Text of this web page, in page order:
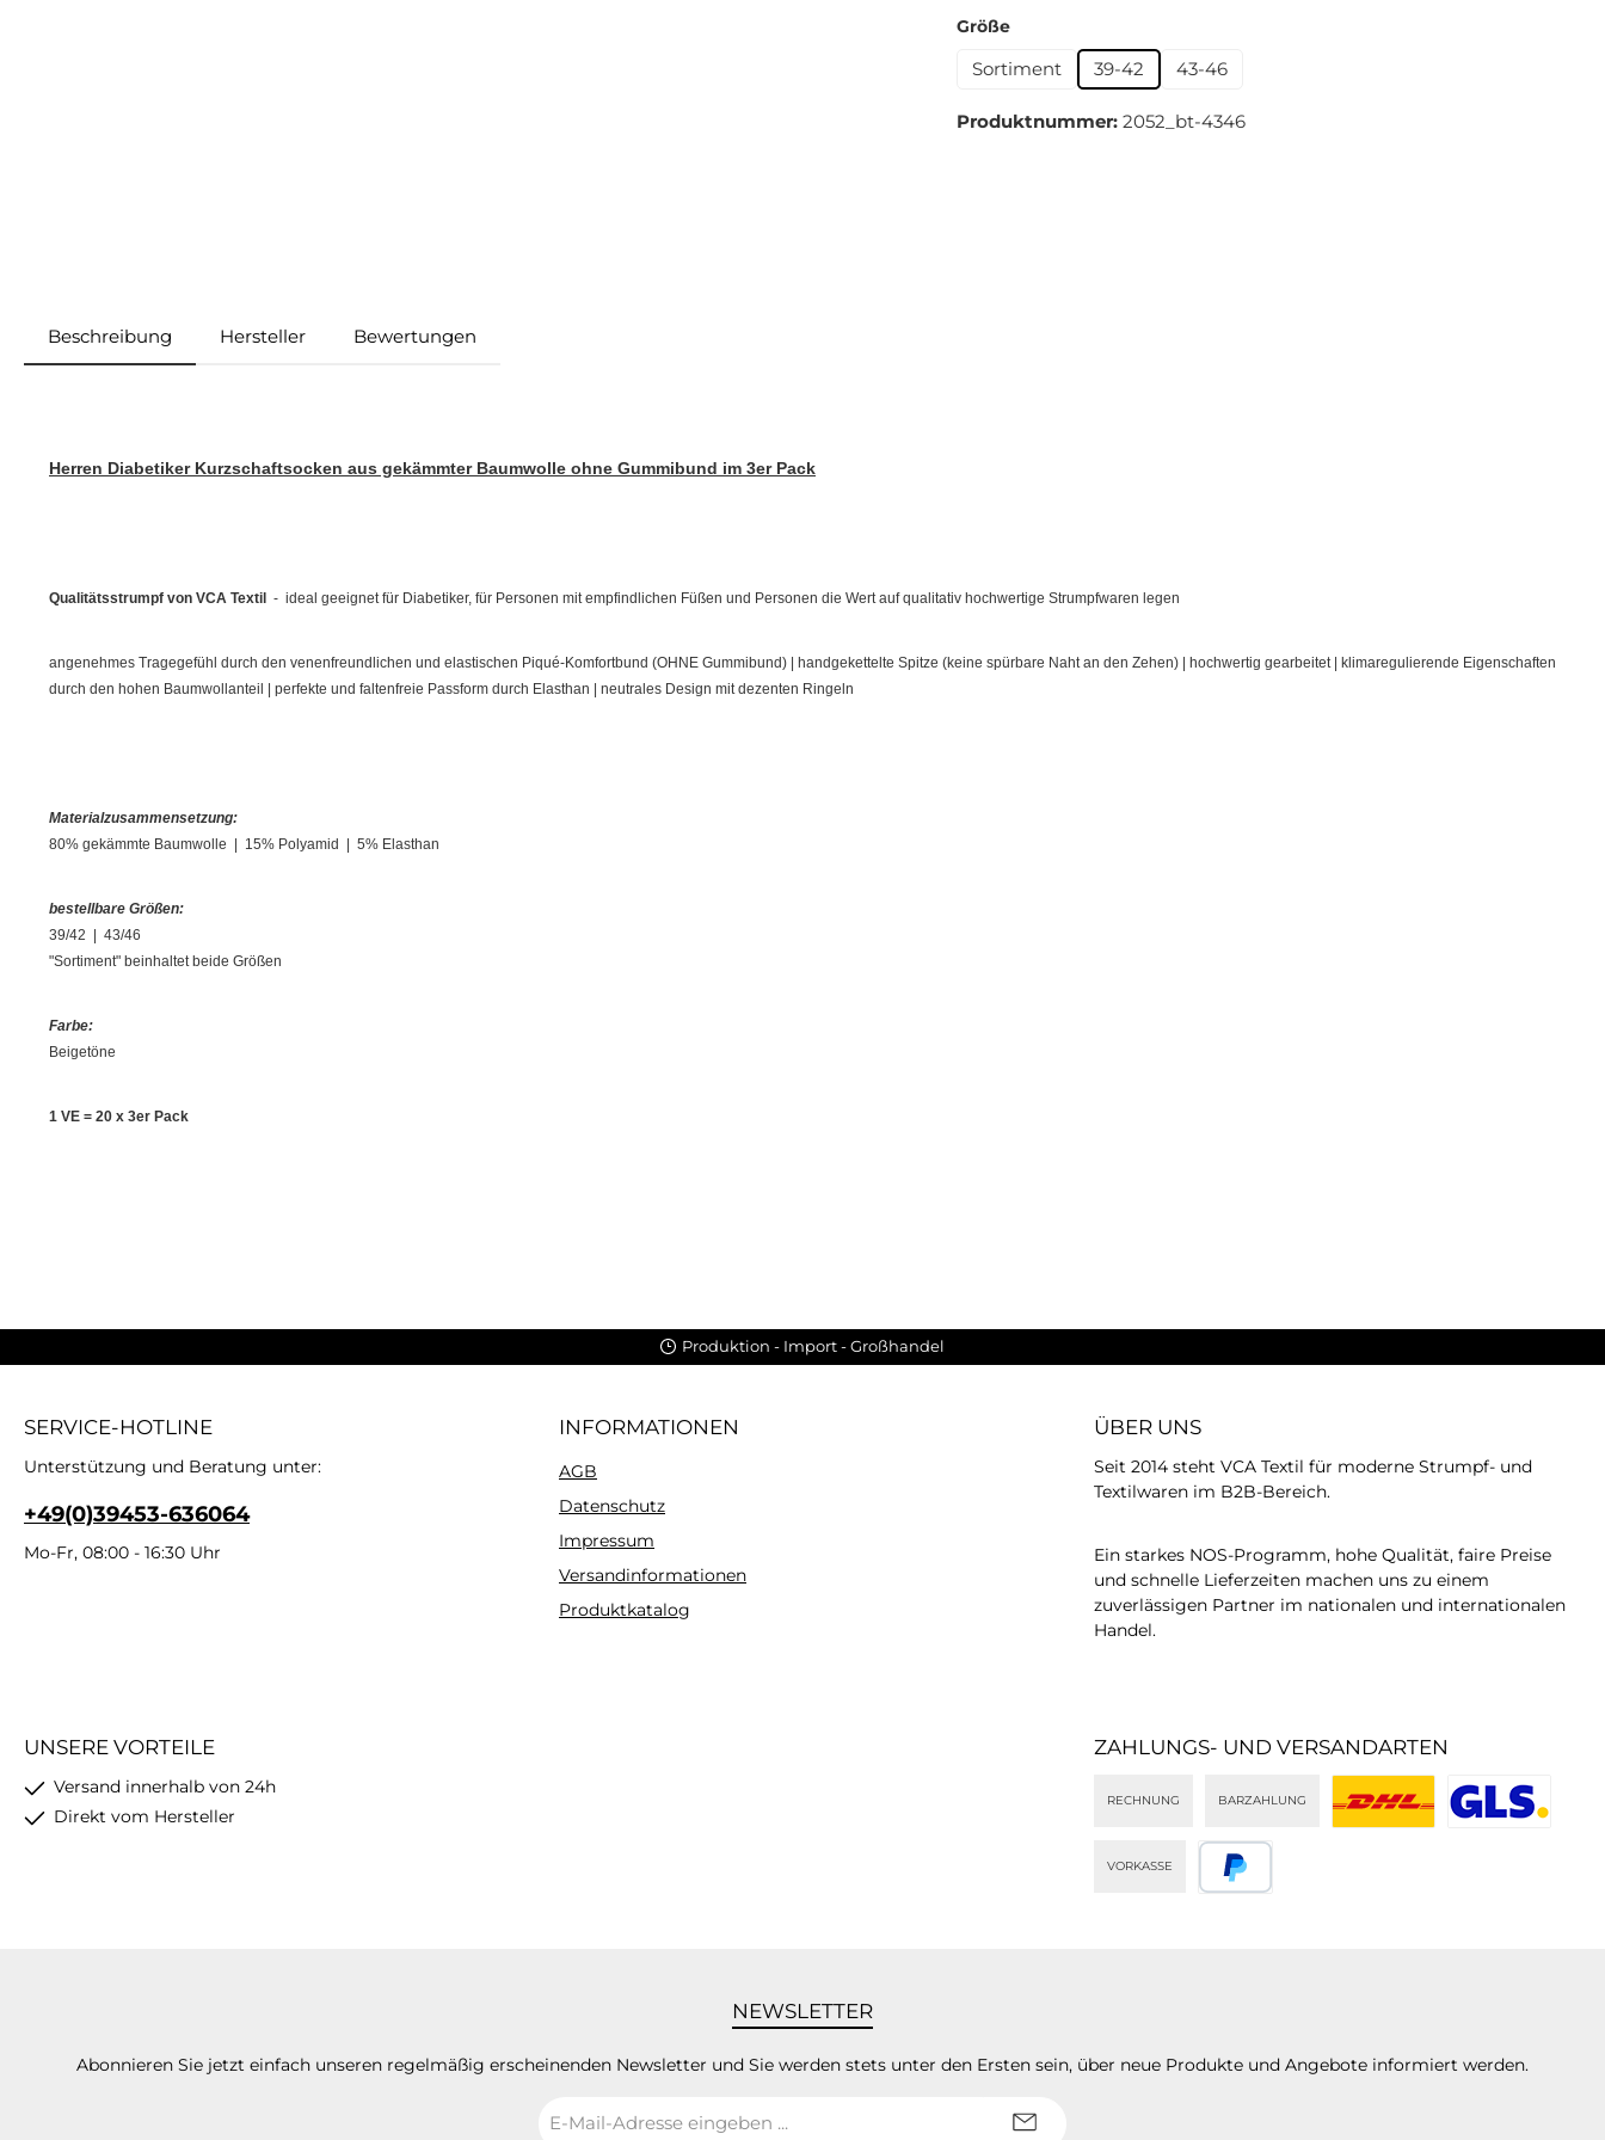
Größeauswählen
Sortiment 39-42 43-46
Produktnummer: 2052_bt-4346
Beschreibung Hersteller Bewertungen
Herren Diabetiker Kurzschaftsocken aus gekämmter Baumwolle ohne Gummibund im 3er Pack
Qualitätsstrumpf von VCA Textil - ideal geeignet für Diabetiker, für Personen mit empfindlichen Füßen und Personen die Wert auf qualitativ hochwertige Strumpfwaren legen
angenehmes Tragegefühl durch den venenfreundlichen und elastischen Piqué-Komfortbund (OHNE Gummibund) | handgekettelte Spitze (keine spürbare Naht an den Zehen) | hochwertig gearbeitet | klimaregulierende Eigenschaften
durch den hohen Baumwollanteil | perfekte und faltenfreie Passform durch Elasthan
| neutrales Design mit dezenten Ringeln
Materialzusammensetzung:
80% gekämmte Baumwolle | 15% Polyamid | 5% Elasthan
bestellbare Größen:
39/42 | 43/46
"Sortiment" beinhaltet beide Größen
Farbe:
Beigetöne
1 VE = 20 x 3er Pack
Produktion - Import - Großhandel
SERVICE-HOTLINE
Unterstützung und Beratung unter:
+49(0)39453-636064
Mo-Fr, 08:00 - 16:30 Uhr
INFORMATIONEN
AGB
Datenschutz
Impressum
Versandinformationen
Produktkatalog
ZAHLUNGS- UND VERSANDARTEN
VORKASSE
RECHNUNG BARZAHLUNG
ÜBER UNS
Seit 2014 steht VCA Textil für moderne Strumpf- und
Textilwaren im B2B-Bereich.
Ein starkes NOS-Programm, hohe Qualität, faire Preise
und schnelle Lieferzeiten machen uns zu einem
zuverlässigen Partner im nationalen und internationalen
Handel.
UNSERE VORTEILE
Versand innerhalb von 24h
Direkt vom Hersteller
NEWSLETTER
Abonnieren Sie jetzt einfach unseren regelmäßig erscheinenden Newsletter und Sie werden stets unter den Ersten sein, über neue Produkte und Angebote informiert werden.
Mail-